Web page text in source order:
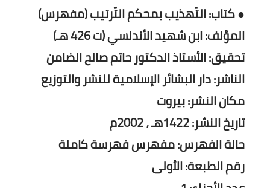
● كتاب: التّهذيب بمحكم التّرتيب (مفهرس)
المؤلف: ابن شهيد الأندلسي (ت 426 هـ)
تحقيق: الأستاذ الدكتور حاتم صالح الضامن
الناشر: دار البشائر الإسلامية للنشر والتوزيع
مكان النشر: بيروت
تاريخ النشر: 1422هـ ، 2002م
حالة الفهرس: مفهرس فهرسة كاملة
رقم الطبعة: الأولى